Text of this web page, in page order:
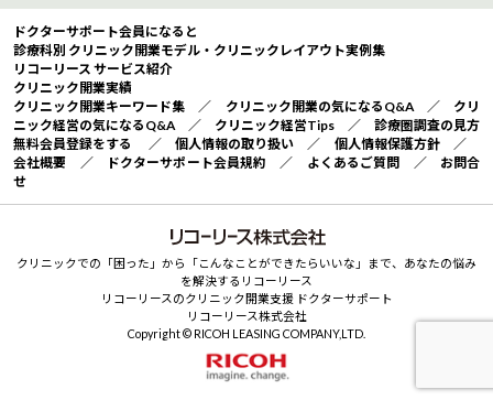
ドクターサポート会員になると
診療科別 クリニック開業モデル・クリニックレイアウト実例集
リコーリース サービス紹介
クリニック開業実績
クリニック開業キーワード集 ／ クリニック開業の気になるQ&A／ クリ
ニック経営の気になるQ&A／ クリニック経営Tips／ 診療圏調査の見方
無料会員登録をする
／ 個人情報の取り扱い ／ 個人情報保護方針 ／
会社概要 ／ ドクターサポート会員規約 ／ よくあるご質問 ／ お問合
せ
クリニックでの「困った」から「こんなことができたらいいな」まで、あなたの悩み
を解決するリコーリース
リコーリースのクリニック開業支援 ドクターサポート
リコーリース株式会社
Copyright © RICOH LEASING COMPANY,LTD.